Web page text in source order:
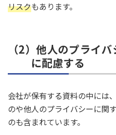
リスクもあります。
（2）他人のプライ
に配慮する
会社が保有する資料の中には
のや他人のプライバシーに関
のも含まれています。